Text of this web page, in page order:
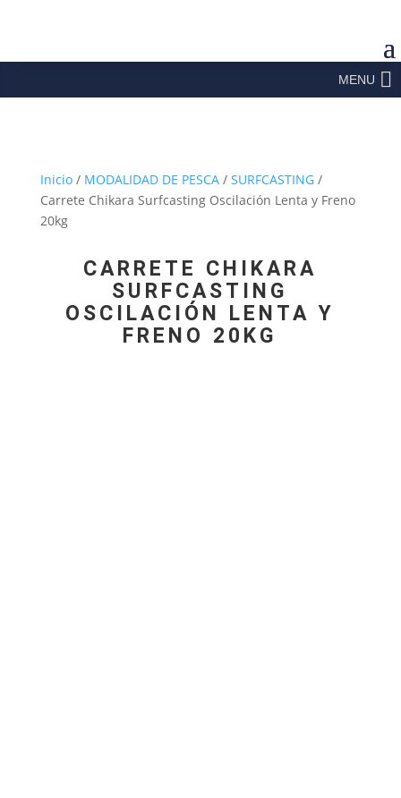
MENU
Inicio/ MODALIDAD DE PESCA/ SURFCASTING/
Carrete Chikara Surfcasting Oscilación Lenta y Freno
20kg
CARRETE CHIKARA
SURFCASTING
OSCILACIÓN LENTA Y
FRENO 20KG